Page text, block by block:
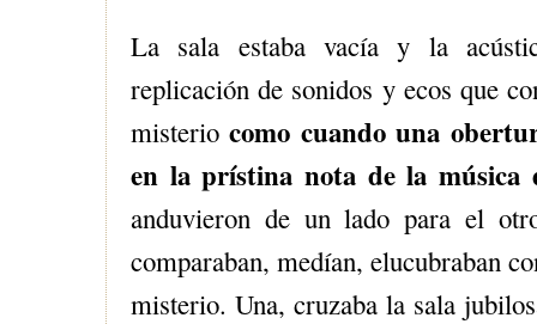
La sala estaba vacía y la
replicación de sonidos y ecos que
misteriocomo cuando una
en la prístina nota de la música
anduvieron de un lado para el
comparaban, medían, elucubraban
misterio. Una, cruzaba la sala